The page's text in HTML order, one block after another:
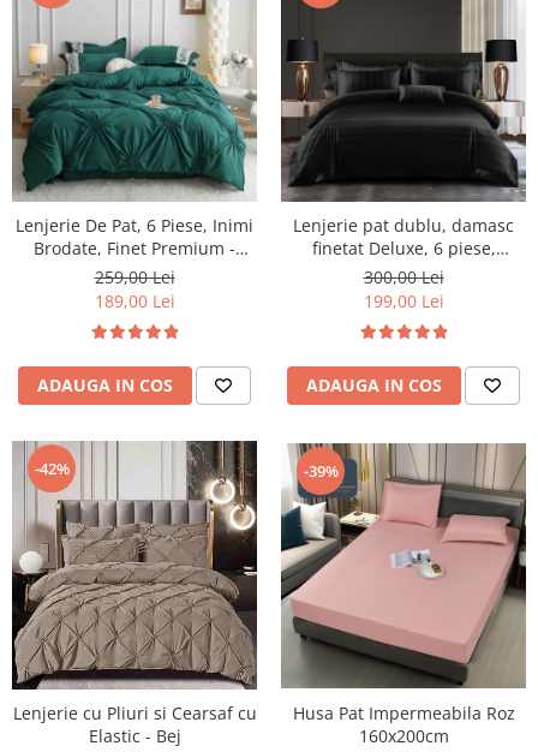
Lenjerie De Pat, 6 Piese, Inimi
Brodate, Finet Premium -
Verde
259,00 Lei
189,00 Lei
ADAUGA IN COS
Lenjerie pat dublu, damasc
finetat Deluxe, 6 piese,
cearceaf pat cu elastic, Negru,
RS48E
300,00 Lei
199,00 Lei
ADAUGA IN COS
-42%
Lenjerie cu Pliuri si Cearsaf cu
Elastic - Bej
-39%
Husa Pat Impermeabila Roz
160x200cm